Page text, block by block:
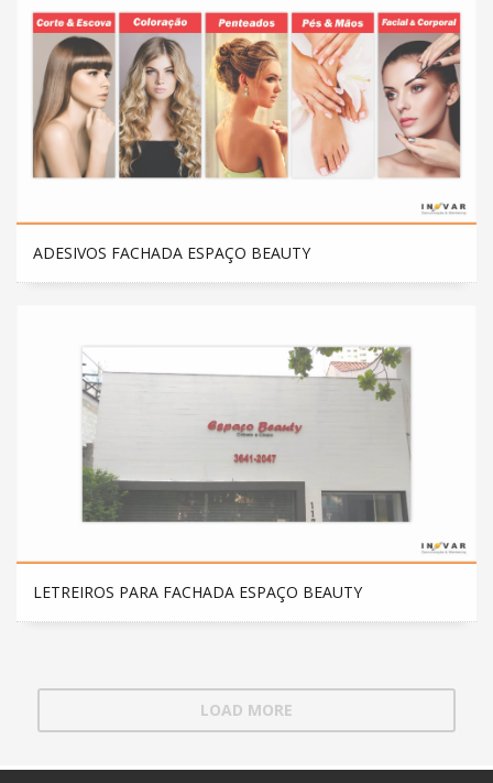
ADESIVOS FACHADA ESPAÇO BEAUTY
LETREIROS PARA FACHADA ESPAÇO BEAUTY
LOAD MORE